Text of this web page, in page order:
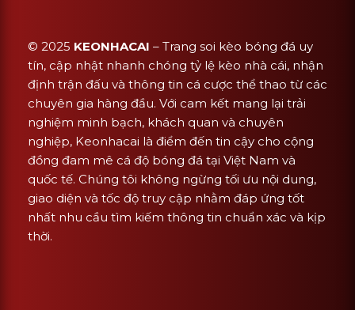
© 2025 KEONHACAI – Trang soi kèo bóng đá uy
tín, cập nhật nhanh chóng tỷ lệ kèo nhà cái, nhận
định trận đấu và thông tin cá cược thể thao từ các
chuyên gia hàng đầu. Với cam kết mang lại trải
nghiệm minh bạch, khách quan và chuyên
nghiệp, Keonhacai là điểm đến tin cậy cho cộng
đồng đam mê cá độ bóng đá tại Việt Nam và
quốc tế. Chúng tôi không ngừng tối ưu nội dung,
giao diện và tốc độ truy cập nhằm đáp ứng tốt
nhất nhu cầu tìm kiếm thông tin chuẩn xác và kịp
thời.